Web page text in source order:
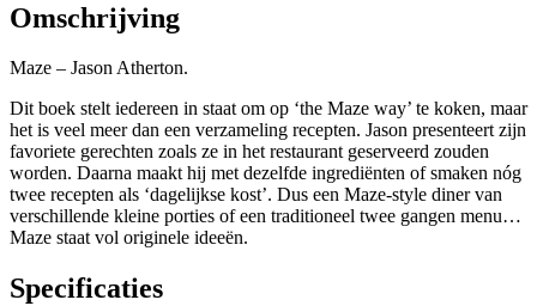
Omschrijving
Maze – Jason Atherton.
Dit boek stelt iedereen in staat om op ‘the Maze way’ te koken, maar
het is veel meer dan een verzameling recepten. Jason presenteert zijn
favoriete gerechten zoals ze in het restaurant geserveerd zouden
worden. Daarna maakt hij met dezelfde ingrediënten of smaken nóg
twee recepten als ‘dagelijkse kost’. Dus een Maze-style diner van
verschillende kleine porties of een traditioneel twee gangen menu…
Maze staat vol originele ideeën.
Specificaties